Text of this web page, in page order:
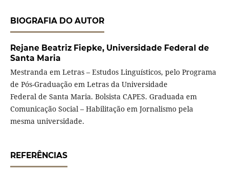
BIOGRAFIA DO AUTOR
Rejane Beatriz Fiepke, Universidade Federal de
Santa Maria
Mestranda em Letras – Estudos Linguísticos, pelo Programa
de Pós-Graduação em Letras da Universidade
Federal de Santa Maria. Bolsista CAPES. Graduada em
Comunicação Social – Habilitação em Jornalismo pela
mesma universidade.
REFERÊNCIAS